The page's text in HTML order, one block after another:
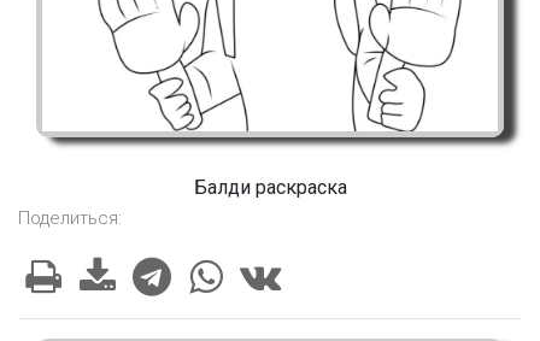
Балди раскраска
Поделиться: